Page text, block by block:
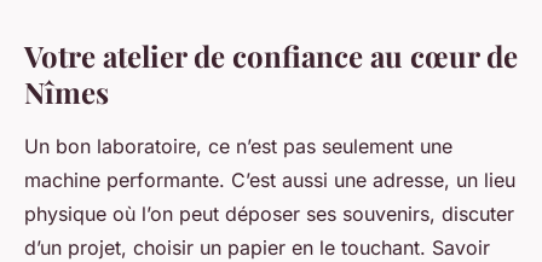
Votre atelier de confiance au cœur de
Nîmes
Un bon laboratoire, ce n’est pas seulement une
machine performante. C’est aussi une adresse, un lieu
physique où l’on peut déposer ses souvenirs, discuter
d’un projet, choisir un papier en le touchant. Savoir